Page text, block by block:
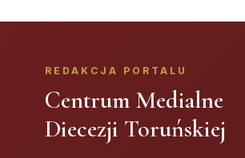
REDAKCJA PORTALU
Centrum Medialne
Diecezji Toruńskiej